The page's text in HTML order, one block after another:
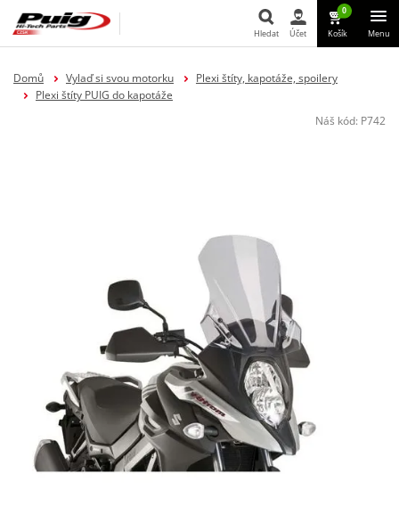
Hledat
Hledat Účet
0
Košík Menu
Domů Vylaď si svou motorku
Plexi štíty, kapotáže, spoilery
Plexi štíty PUIG do kapotáže
Náš kód: P742